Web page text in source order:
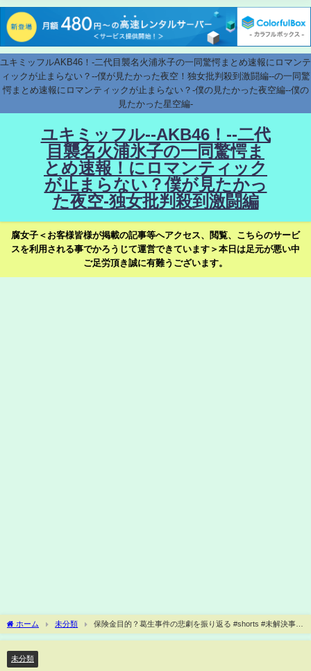
ユキミッフルAKB46！-二代目襲名火浦氷子の一同驚愕まとめ速報にロマンテ
ィックが止まらない？--僕が見たかった夜空！独女批判殺到激闘編--の一同驚
愕まとめ速報にロマンティックが止まらない？-僕の見たかった夜空編--僕の
見たかった星空編-
ユキミッフル--AKB46！--二代
目襲名火浦氷子の一同驚愕ま
とめ速報！にロマンティック
が止まらない？僕が見たかっ
た夜空-独女批判殺到激闘編
腐女子＜お客様皆様が掲載の記事等へアクセス、閲覧、こちらのサービ
スを利用される事でかろうじて運営できています＞本日は足元が悪い中
ご足労頂き誠に有難うございます。
ホーム 未分類
保険金目的？葛生事件の悲劇を振り返る #shorts #未解決事件
#真相解明
未分類